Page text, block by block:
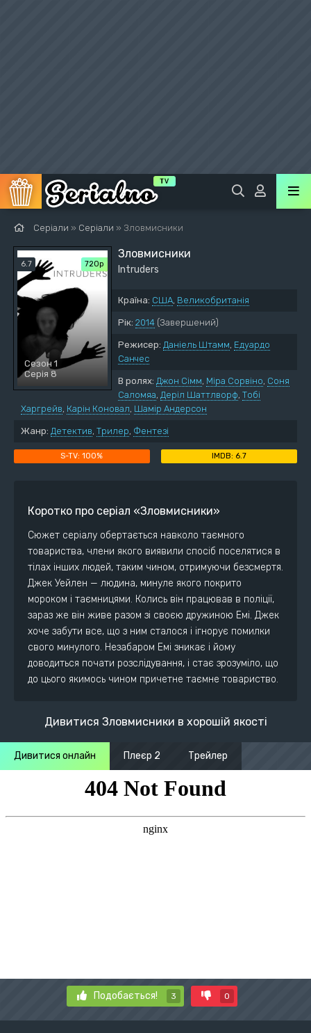
Серіали » Серіали » Зловмисники
6.7 720р
Сезон 1
Серія 8
Зловмисники
Intruders
Країна: США, Великобританія
Рік: 2014 (Завершений)
Режисер: Даніель Штамм, Едуардо
Санчес
В ролях: Джон Сімм, Міра Сорвіно, Соня
Саломяа, Деріл Шаттлворф, Тобі
Харгрейв, Карін Коновал, Шамір Андерсон
Жанр: Детектив, Трилер, Фентезі
100% 6.7
Коротко про серіал «Зловмисники»
Сюжет серіалу обертається навколо таємного
товариства, члени якого виявили спосіб поселятися в
тілах інших людей, таким чином, отримуючи безсмертя.
Джек Уейлен — людина, минуле якого покрито
мороком і таємницями. Колись він працював в поліції,
зараз же він живе разом зі своєю дружиною Емі. Джек
хоче забути все, що з ним сталося і ігнорує помилки
свого минулого. Незабаром Емі зникає і йому
доводиться почати розслідування, і стає зрозуміло, що
до цього якимось чином причетне таємне товариство.
Дивитися Зловмисники в хорошій якості
Дивитися онлайн Плеєр 2 Трейлер
Подобається! 3 0